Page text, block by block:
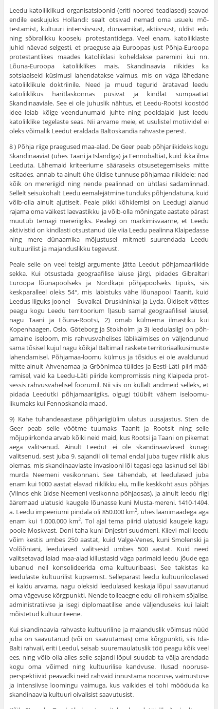
Leedu katoliiklikud organisatsioonid (eriti noored teadlased) sea­vad
endile eeskujuks Hollandi: sealt otsivad nemad oma usuelu mõ­
testamist, kultuuri intensiivsust, dünaamikat, aktiivsust, üldist edu
ning sõbralikku kooselu protestantidega. Veel enam, katoliiklaste
juhid näevad selgesti, et praeguse aja Euroopas just Põhja-Euroopa
protestantlikes maades katoliiklasi koheldakse paremini kui nn.
Lõuna-Euroopa katoliiklikes mais. Skandinaavia riikides ka
sotsiaalseid küsimusi lahendatakse vaimus, mis on väga lähedane
katoliiklikule doktriinile. Need ja muud tegurid äratavad leedu
katoliiklikus ha­ritlaskonnas püsivat ja kindlat sümpaatiat
Skandinaaviale. See ei ole juhuslik nähtus, et Leedu-Rootsi koostöö
idee leiab kõige veendunu­maid juhte ning pooldajaid just leedu
katoliiklike tegelaste seas. Nii arvame meie, et usulistel motiividel ei
oleks võimalik Leedut eraldada Baltoskandia rahvaste perest.
8 ) Põhja riige praegused maa-alad. De Geer peab põhjariikideks kogu
Skandinaaviat (ühes Taani ja Islandiga) ja Fennobaltiat, kuid ikka ilma
Leeduta. Lähemaid kriteeriume sääraseks otsusetegemiseks mitte
esitades, annab ta ainult ühe üldise tunnuse põhjamaa riikidele: nad
kõik on mereriigid ning nende pealinnad on ühtlasi sadamlinnad.
Sellelt seisukohalt Leedu eemalejätmine tun­duks põhjendatuna, kuid
võib-olla ainult ajutiselt. Peale pikki kõhk­lemisi on Leedugi alanud
rajama oma väikest laevastikku ja võib-olla mõningate aastate pärast
muutub temagi mereriigiks. Pealegi on märkimisväärne, et Leedu
aktivistid on kindlasti otsustanud üle viia Leedu pealinna Klaipedasse
ning mere dünaamika mõjustusel mitmeti suurendada Leedu
kultuurilist ja majanduslikku tegevust.
Peale selle on veel teisigi argumente jätta Leedut põhjamaariikide
sekka. Kui otsustada geograafilise laiuse järgi, pidades Gibral­tari
Euroopa lõunapoolseks ja Nordkapi põhjapoolseks tipuks, siis
keskparalleel oleks 54°, mis läbistuks vähe lõunapool Taanit, kuid
Leedus liiguks joonel – Suvalkai, Druskininkai ja Lyda. Üldiselt võttes
peagu kogu Leedu territoorium l)asub samal geograafilisel laiusel,
nagu Taani ja Lõuna-Rootsi, 2) omab külmema ilmastiku kui
Kopenhaagen, Oslo, Göteborg ja Stokholm ja 3) leedulasilgi on põh­
jamaine iseloom, mis rahvusvahelises läbikäimises on väljendunud
sama tõsisel kujul nagu kõikjal Baltimail raskete territoriaalküsimuste
lahendamisel. Põhjamaa-loomu külmus ja tõsidus ei ole avaldunud
mitte ainult Ahvenamaa ja Gröönimaa tülides ja Eesti-Läti piiri mää­
ramisel, vaid ka Leedu-Läti piiride kompromissis ning Klaipeda prot­
sessis rahvusvahelisel foorumil. Nii siis on küllalt andmeid selleks, et
pidada Leedutki põhjamaariigiks, olgugi tüübilt vähem iseloomu­
likumaks kui Fennoskandia maad.
9) Kahe tuhandeaastase põhjariigiülim ulatus uusajastus. Sten de
Geer peab selle vöötme tuumaks Taanit ja Rootsit ning selle
mõjupiirkonda arvab kõiki neid maid, kus Rootsi ja Taani on pikemat
aega valitsenud. Ainult Leedut ei ole skandinaav­lased kunagi
valitsenud, sest juba 9. sajandil oli temal endal juba tugev riiklik alus
olemas, mis skandinaavlaste invasiooni lõi tagasi ega lasknud sel läbi
murda Neemeni vesikonnani. See tähendab, et leedulased juba
enam kui 1000 aastat elavad riiklikku elu, mille kesk­koht asus põhjas
(Vilnos ehk üldse Neemeni vesikonna põhjaosas), ja ainult leedu riigi
ääremaad ulatusid kaugele lõunasse kuni Musta-mereni. 1410-1494.
a. Leedu impeeriumi pindala oli 850.000 km2, ühes läänimaadega aga
enam kui 1.000.000 km2. Tol ajal tema piirid ulatusid kaugele kagu
poole Moskvast, Doni taha kuni Dnjestri suudmeni. Kiievi mail leedu
võim kestis umbes 250 aastat, kuid Valge-Venes, kuni Smolenski ja
Volõõniani, leedulased valitse­sid umbes 500 aastat. Kuid need
valitsetavad laiad maa-alad killustasid väga parimaid leedu jõude ega
lubanud neil konsolideerida oma kultuuribaasi. See takistas ka
leedulaste kultuurilist küpsemist. Sel­lepärast leedu kultuuriloolased
ei kaldu arvama, nagu oleksid leedu­lased keskaja lõpul saavutanud
oma vägevuse kõrgpunkti. Nende tolleaegne edu oli rohkem sõjalise,
administratiivse ja isegi diplomaati­lise ande väljenduseks kui laialt
mõistetud kultuuriteene.
Kui skandinaavia rahvaste kultuuriline ja majanduslik võimsus nüüd
juba on saavutanud (või on saavutamas) oma kõrgpunkti, siis Ida-
Balti rahvail, eriti Leedul, seisab suuremaulatuslik töö peagu kõik veel
ees, ning võib-olla alles selle sajandi lõpul suudab ta välja aren­dada
kogu oma võimed ning kultuurilise kandvuse. Ilusad nooruse-
perspektiivid peavadki neid rahvaid innustama nooruse, vaimustuse
ja intensiivse loomingu vaimuga, kus vaikides ei tohi mööduda ka
skan­dinaavia kultuuri oivalisist saavutusist.